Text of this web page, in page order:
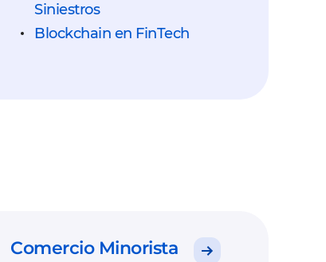
Siniestros
Blockchain en FinTech
Comercio Minorista